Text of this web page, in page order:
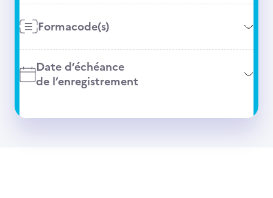
Formacode(s)
Date d’échéance
de l’enregistrement